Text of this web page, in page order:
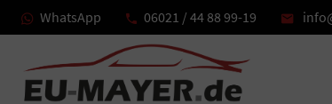
WhatsApp 06021 / 44 88 99-19